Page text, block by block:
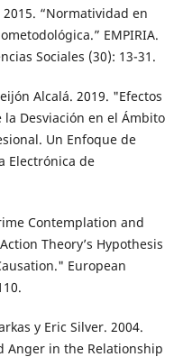
2015. “Normatividad en
EMPIRIA.
Sociales (30): 13-31.
Alcalá. 2019. "Efectos
Desviación en el Ámbito
Un Enfoque de
Electrónica de
Contemplation and
Theory’s Hypothesis
European
y Eric Silver. 2004.
Anger in the Relationship